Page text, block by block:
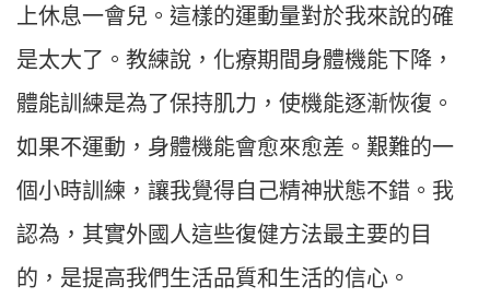
上休息一會兒。這樣的運動量對於我來說的確
是太大了。教練說，化療期間身體機能下降，
體能訓練是為了保持肌力，使機能逐漸恢復。
如果不運動，身體機能會愈來愈差。艱難的一
個小時訓練，讓我覺得自己精神狀態不錯。我
認為，其實外國人這些復健方法最主要的目
的，是提高我們生活品質和生活的信心。